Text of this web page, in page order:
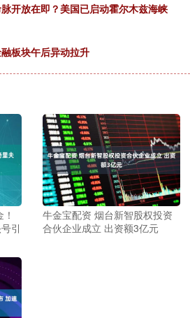
开放在即？美国已启动霍尔木兹海峡
板块午后异动拉升
引
牛金宝配资 烟台新智股权投资
合伙企业成立 出资额3亿元